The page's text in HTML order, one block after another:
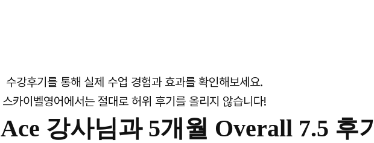
수강후기를 통해 실제 수업 경험과 효과를 확인해보세요.
스카이벨영어에서는 절대로 허위 후기를 올리지 않습니다!
Ace 강사님과 5개월 Overall 7.5 후기